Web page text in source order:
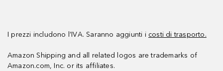
I prezzi includono l’IVA. Saranno aggiunti i costi di trasporto.
Amazon Shipping and all related logos are trademarks of
Amazon.com, Inc. or its affiliates.